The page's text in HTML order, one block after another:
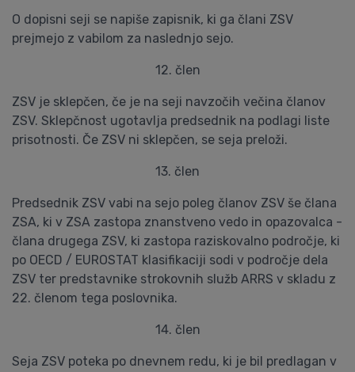
O dopisni seji se napiše zapisnik, ki ga člani ZSV
prejmejo z vabilom za naslednjo sejo.
12. člen
ZSV je sklepčen, če je na seji navzočih večina članov
ZSV. Sklepčnost ugotavlja predsednik na podlagi liste
prisotnosti. Če ZSV ni sklepčen, se seja preloži.
13. člen
Predsednik ZSV vabi na sejo poleg članov ZSV še člana
ZSA, ki v ZSA zastopa znanstveno vedo in opazovalca -
člana drugega ZSV, ki zastopa raziskovalno področje, ki
po OECD / EUROSTAT klasifikaciji sodi v področje dela
ZSV ter predstavnike strokovnih služb ARRS v skladu z
22. členom tega poslovnika.
14. člen
Seja ZSV poteka po dnevnem redu, ki je bil predlagan v